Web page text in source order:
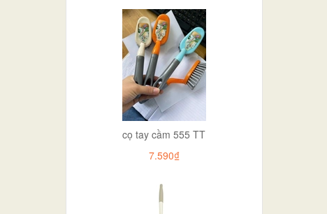
cọ tay cầm 555 TT
7.590₫